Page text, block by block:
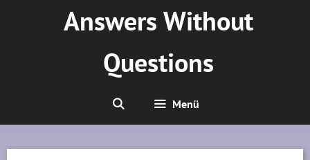
Answers Without
Questions
Menü